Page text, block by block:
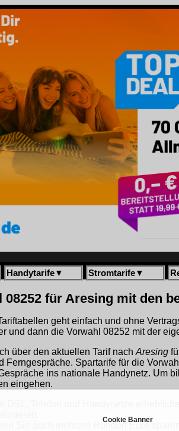
Handytarife▼ Stromtarife▼
08252 für Aresing mit den
geht einfach und ohne
dann die Vorwahl 08252 mit der
über den aktuellen Tarif nach Aresing
Spartarife für die
ins nationale Handynetz. Um
eingehen.
Sie auch mehrere Hundert Euro sparen
Cookie Banner